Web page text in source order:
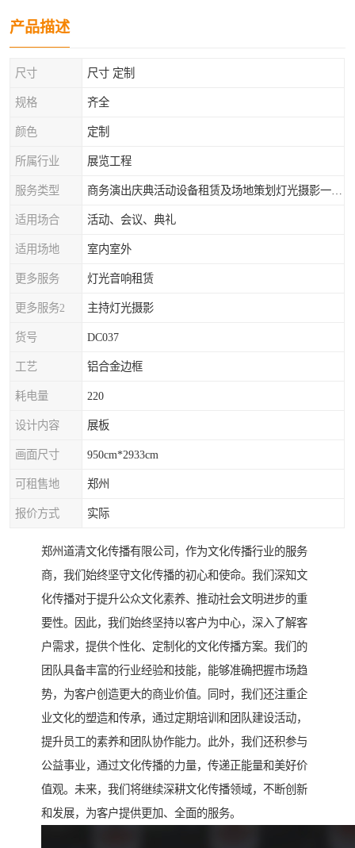
产品描述
尺寸 尺寸 定制
规格 齐全
颜色 定制
所属行业 展览工程
服务类型
适用场合 活动、会议、典礼
适用场地 室内室外
更多服务 灯光音响租赁
更多服务2 主持灯光摄影
货号 DC037
工艺 铝合金边框
耗电量 220
设计内容 展板
画面尺寸 950cm*2933cm
可租售地 郑州
报价方式 实际
郑州道清文化传播有限公司，作为文化传播行业的服务
商，我们始终坚守文化传播的初心和使命。我们深知文
化传播对于提升公众文化素养、推动社会文明进步的重
要性。因此，我们始终坚持以客户为中心，深入了解客
户需求，提供个性化、定制化的文化传播方案。我们的
团队具备丰富的行业经验和技能，能够准确把握市场趋
势，为客户创造更大的商业价值。同时，我们还注重企
业文化的塑造和传承，通过定期培训和团队建设活动，
提升员工的素养和团队协作能力。此外，我们还积参与
公益事业，通过文化传播的力量，传递正能量和美好价
值观。未来，我们将继续深耕文化传播领域，不断创新
和发展，为客户提供更加、全面的服务。